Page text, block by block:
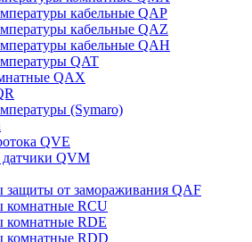
кабельные QAP
кабельные QAZ
кабельные QAH
QAT
QAX
(Symaro)
QVE
QVM
защиты от замораживания QAF
комнатные RCU
комнатные RDE
комнатные RDD